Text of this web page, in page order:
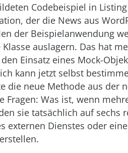
Codebeispiel in
der die News aus
der Beispielanwendung
auslagern. Das hat
Einsatz eines Mock-
kann jetzt selbst
die neue Methode aus der
Fragen: Was ist, wenn
sie tatsächlich auf sechs
externen Dienstes oder